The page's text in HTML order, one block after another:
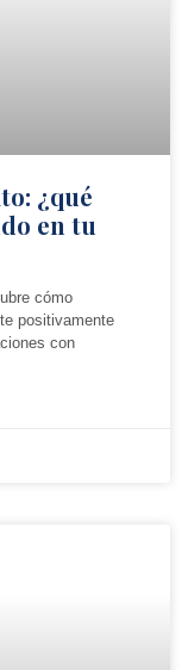
¿qué
en tu
cómo
positivamente
con